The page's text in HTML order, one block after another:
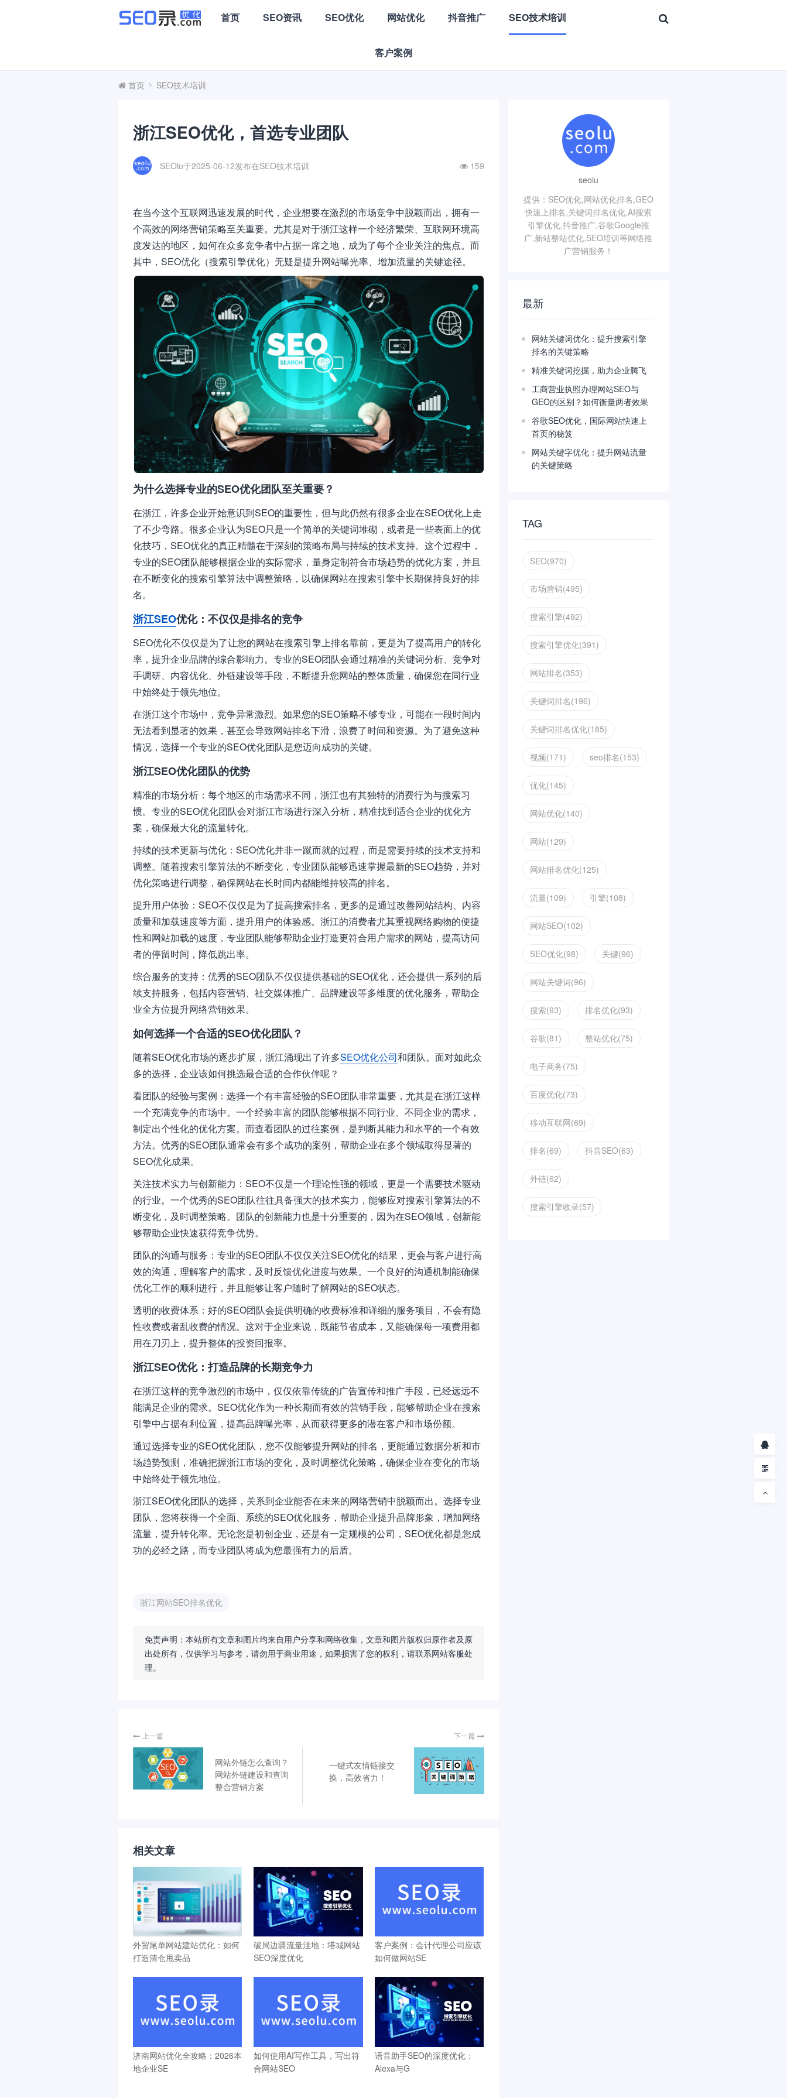
首页 SEO资讯 SEO优化 网站优化 抖音推广 SEO技术培训
客户案例
首页 SEO技术培训
浙江SEO优化，首选专业团队
SEOlu于2025-06-12发布在SEO技术培训 159
在当今这个互联网迅速发展的时代，企业想要在激烈的市场竞争中脱颖而出，拥有一
个高效的网络营销策略至关重要。尤其是对于浙江这样一个经济繁荣、互联网环境高
度发达的地区，如何在众多竞争者中占据一席之地，成为了每个企业关注的焦点。而
其中，SEO优化（搜索引擎优化）无疑是提升网站曝光率、增加流量的关键途径。
为什么选择专业的SEO优化团队至关重要？
在浙江，许多企业开始意识到SEO的重要性，但与此仍然有很多企业在SEO优化上走
了不少弯路。很多企业认为SEO只是一个简单的关键词堆砌，或者是一些表面上的优
化技巧，SEO优化的真正精髓在于深刻的策略布局与持续的技术支持。这个过程中，
专业的SEO团队能够根据企业的实际需求，量身定制符合市场趋势的优化方案，并且
在不断变化的搜索引擎算法中调整策略，以确保网站在搜索引擎中长期保持良好的排
名。
浙江SEO优化：不仅仅是排名的竞争
SEO优化不仅仅是为了让您的网站在搜索引擎上排名靠前，更是为了提高用户的转化
率，提升企业品牌的综合影响力。专业的SEO团队会通过精准的关键词分析、竞争对
手调研、内容优化、外链建设等手段，不断提升您网站的整体质量，确保您在同行业
中始终处于领先地位。
在浙江这个市场中，竞争异常激烈。如果您的SEO策略不够专业，可能在一段时间内
无法看到显著的效果，甚至会导致网站排名下滑，浪费了时间和资源。为了避免这种
情况，选择一个专业的SEO优化团队是您迈向成功的关键。
浙江SEO优化团队的优势
精准的市场分析：每个地区的市场需求不同，浙江也有其独特的消费行为与搜索习
惯。专业的SEO优化团队会对浙江市场进行深入分析，精准找到适合企业的优化方
案，确保最大化的流量转化。
持续的技术更新与优化：SEO优化并非一蹴而就的过程，而是需要持续的技术支持和
调整。随着搜索引擎算法的不断变化，专业团队能够迅速掌握最新的SEO趋势，并对
优化策略进行调整，确保网站在长时间内都能维持较高的排名。
提升用户体验：SEO不仅仅是为了提高搜索排名，更多的是通过改善网站结构、内容
质量和加载速度等方面，提升用户的体验感。浙江的消费者尤其重视网络购物的便捷
性和网站加载的速度，专业团队能够帮助企业打造更符合用户需求的网站，提高访问
者的停留时间，降低跳出率。
综合服务的支持：优秀的SEO团队不仅仅提供基础的SEO优化，还会提供一系列的后
续支持服务，包括内容营销、社交媒体推广、品牌建设等多维度的优化服务，帮助企
业全方位提升网络营销效果。
如何选择一个合适的SEO优化团队？
随着SEO优化市场的逐步扩展，浙江涌现出了许多SEO优化公司和团队。面对如此众
多的选择，企业该如何挑选最合适的合作伙伴呢？
看团队的经验与案例：选择一个有丰富经验的SEO团队非常重要，尤其是在浙江这样
一个充满竞争的市场中。一个经验丰富的团队能够根据不同行业、不同企业的需求，
制定出个性化的优化方案。而查看团队的过往案例，是判断其能力和水平的一个有效
方法。优秀的SEO团队通常会有多个成功的案例，帮助企业在多个领域取得显著的
SEO优化成果。
关注技术实力与创新能力：SEO不仅是一个理论性强的领域，更是一个需要技术驱动
的行业。一个优秀的SEO团队往往具备强大的技术实力，能够应对搜索引擎算法的不
断变化，及时调整策略。团队的创新能力也是十分重要的，因为在SEO领域，创新能
够帮助企业快速获得竞争优势。
团队的沟通与服务：专业的SEO团队不仅仅关注SEO优化的结果，更会与客户进行高
效的沟通，理解客户的需求，及时反馈优化进度与效果。一个良好的沟通机制能确保
优化工作的顺利进行，并且能够让客户随时了解网站的SEO状态。
透明的收费体系：好的SEO团队会提供明确的收费标准和详细的服务项目，不会有隐
性收费或者乱收费的情况。这对于企业来说，既能节省成本，又能确保每一项费用都
用在刀刃上，提升整体的投资回报率。
浙江SEO优化：打造品牌的长期竞争力
在浙江这样的竞争激烈的市场中，仅仅依靠传统的广告宣传和推广手段，已经远远不
能满足企业的需求。SEO优化作为一种长期而有效的营销手段，能够帮助企业在搜索
引擎中占据有利位置，提高品牌曝光率，从而获得更多的潜在客户和市场份额。
通过选择专业的SEO优化团队，您不仅能够提升网站的排名，更能通过数据分析和市
场趋势预测，准确把握浙江市场的变化，及时调整优化策略，确保企业在变化的市场
中始终处于领先地位。
浙江SEO优化团队的选择，关系到企业能否在未来的网络营销中脱颖而出。选择专业
团队，您将获得一个全面、系统的SEO优化服务，帮助企业提升品牌形象，增加网络
流量，提升转化率。无论您是初创企业，还是有一定规模的公司，SEO优化都是您成
功的必经之路，而专业团队将成为您最强有力的后盾。
浙江网站SEO排名优化
免责声明：本站所有文章和图片均来自用户分享和网络收集，文章和图片版权归原作者及原
出处所有，仅供学习与参考，请勿用于商业用途，如果损害了您的权利，请联系网站客服处
理。
上一篇
网站外链怎么查询？
网站外链建设和查询
整合营销方案
下一篇
一键式友情链接交
换，高效省力！
相关文章
外贸尾单网站建站优化：如何
打造清仓甩卖品
破局边疆流量洼地：塔城网站
SEO深度优化
客户案例：会计代理公司应该
如何做网站SE
济南网站优化全攻略：2026本
地企业SE
如何使用AI写作工具，写出符
合网站SEO
语音助手SEO的深度优化：
Alexa与G
seolu
提供：SEO优化,网站优化排名,GEO
快速上排名,关键词排名优化,AI搜索
引擎优化,抖音推广,谷歌Google推
广,新站整站优化,SEO培训等网络推
广营销服务！
最新
网站关键词优化：提升搜索引擎
排名的关键策略
精准关键词挖掘，助力企业腾飞
工商营业执照办理网站SEO与
GEO的区别？如何衡量两者效果
谷歌SEO优化，国际网站快速上
首页的秘笈
网站关键字优化：提升网站流量
的关键策略
TAG
SEO(970)
市场营销(495)
搜索引擎(492)
搜索引擎优化(391)
网站排名(353)
关键词排名(196)
关键词排名优化(185)
视频(171) seo排名(153)
优化(145)
网站优化(140)
网站(129)
网站排名优化(125)
流量(109) 引擎(108)
网站SEO(102)
SEO优化(98) 关键(96)
网站关键词(96)
搜索(93) 排名优化(93)
谷歌(81) 整站优化(75)
电子商务(75)
百度优化(73)
移动互联网(69)
排名(69) 抖音SEO(63)
外链(62)
搜索引擎收录(57)